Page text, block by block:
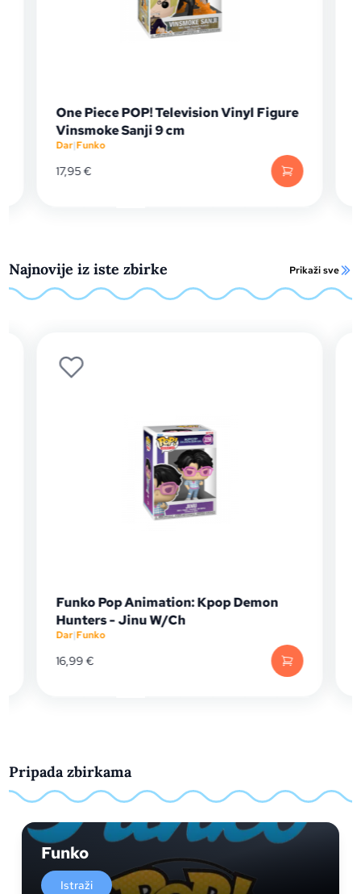
Television Vinyl Figure
9 cm
Funko Pop Plus:
Najnovije iz iste zbirke Prikaži sve
Animation: Kpop Demon
Jinu W/Ch
Funko Pop
19,99 €
Pripada zbirkama
Funko
Istraži